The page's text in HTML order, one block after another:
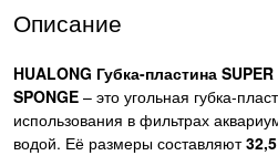
Описание
HUALONG Губка-пластина
SPONGE – это угольная губка-
использования в фильтрах
водой. Её размеры составляют